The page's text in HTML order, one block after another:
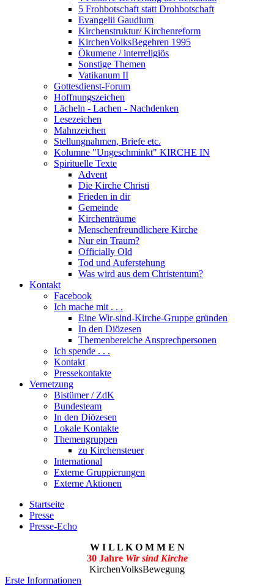
5 Frohbotschaft statt Drohbotschaft
Evangelii Gaudium
Kirchenstruktur/ Kirchenreform
KirchenVolksBegehren 1995
Ökumene / interreligiös
Sonstige Themen
Vatikanum II
Gottesdienst-Forum
Hoffnungszeichen
Lächeln - Lachen - Nachdenken
Lesezeichen
Mahnzeichen
Stellungnahmen, Briefe etc.
Kolumne "Ungeschminkt" KIRCHE IN
Spirituelle Texte
Advent
Die Kirche Christi
Frieden in dir
Gemeinde
Kirchenträume
Menschenfreundlichere Kirche
Nur ein Traum?
Officially Old
Tod und Auferstehung
Was wird aus dem Christentum?
Kontakt
Facebook
Ich mache mit . . .
Eine Wir-sind-Kirche-Gruppe gründen
In den Diözesen
Themenbereiche Ansprechpersonen
Ich spende . . .
Kontakt
Pressekontakte
Vernetzung
Bistümer / ZdK
Bundesteam
In den Diözesen
Lokale Kontakte
Themengruppen
zu Kirchensteuer
International
Externe Gruppierungen
Externe Aktionen
Startseite
Presse
Presse-Echo
W I L L K O M M E N
30 Jahre Wir sind Kirche
KirchenVolksBewegung
Erste Informationen